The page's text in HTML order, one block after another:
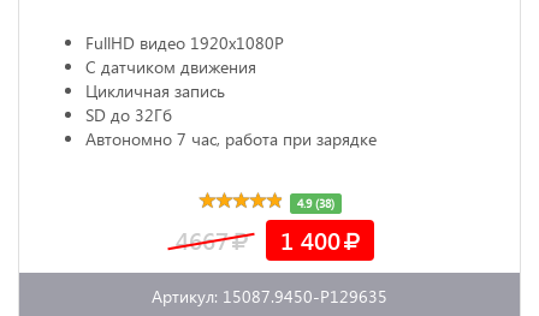
FullHD видео 1920х1080P
С датчиком движения
Цикличная запись
SD до 32Гб
Автономно 7 час, работа при зарядке
4.9 (38)
4667 1 400
Артикул: 15087.9450-P129635